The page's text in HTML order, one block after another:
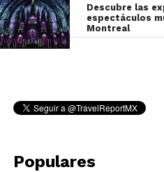
Descubre las
espectáculos
Montreal
Populares